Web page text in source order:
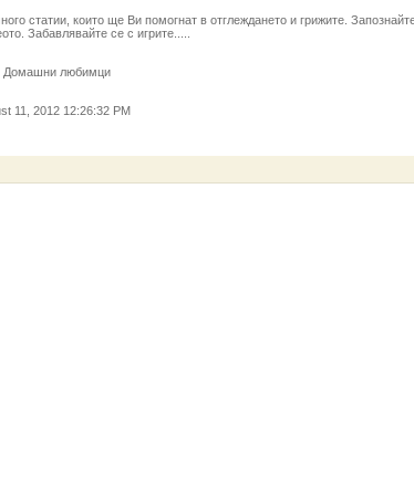
статии, които ще Ви помогнат в отглеждането и грижите.
Забавлявайте се с игрите.....
Домашни любимци
11, 2012 12:26:32 PM